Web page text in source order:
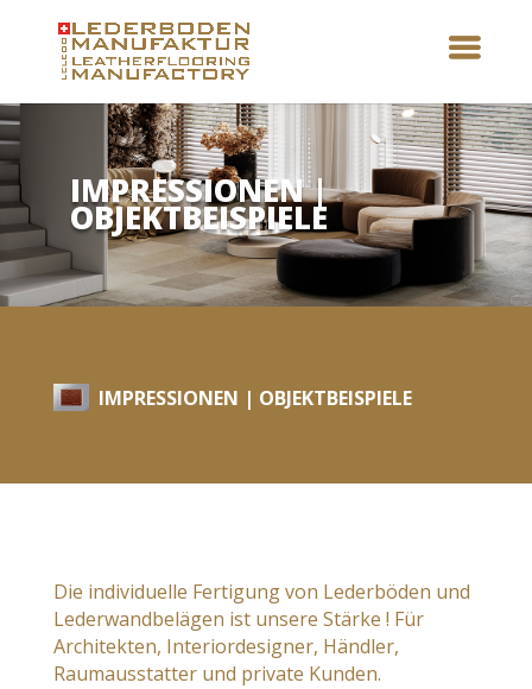
IMPRESSIONEN |
OBJEKTBEISPIELE
IMPRESSIONEN | OBJEKTBEISPIELE
Die individuelle Fertigungvon Lederböden und
Lederwandbelägen ist unsere Stärke ! Für
Architekten, Interiordesigner, Händler,
Raumausstatter und private Kunden.